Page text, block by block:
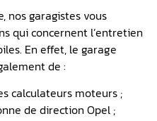
nos garagistes vous
qui concernent l’entretien
En effet, le garage
de :
calculateurs moteurs ;
de direction Opel ;